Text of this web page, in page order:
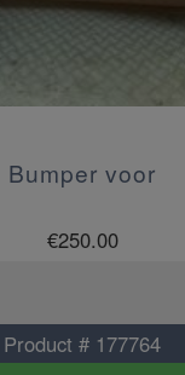
Bumper voor
€250.00
Product # 177764